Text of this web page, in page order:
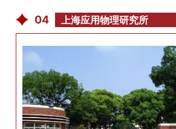
04 上海应用物理研究所